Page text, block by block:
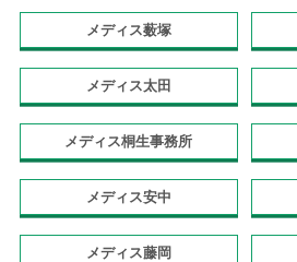
メディス薮塚
メディス太田
メディス桐生事務所
メディス安中
メディス藤岡